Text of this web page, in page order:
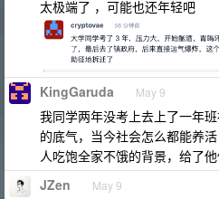
太极端了 ，可能也还年轻吧
KingGaruda May 9
我同学两年没考上去上了一年
的底气，当今社会怎么都能养
人吃饱全家不饿的背景，给了
JZen May 9